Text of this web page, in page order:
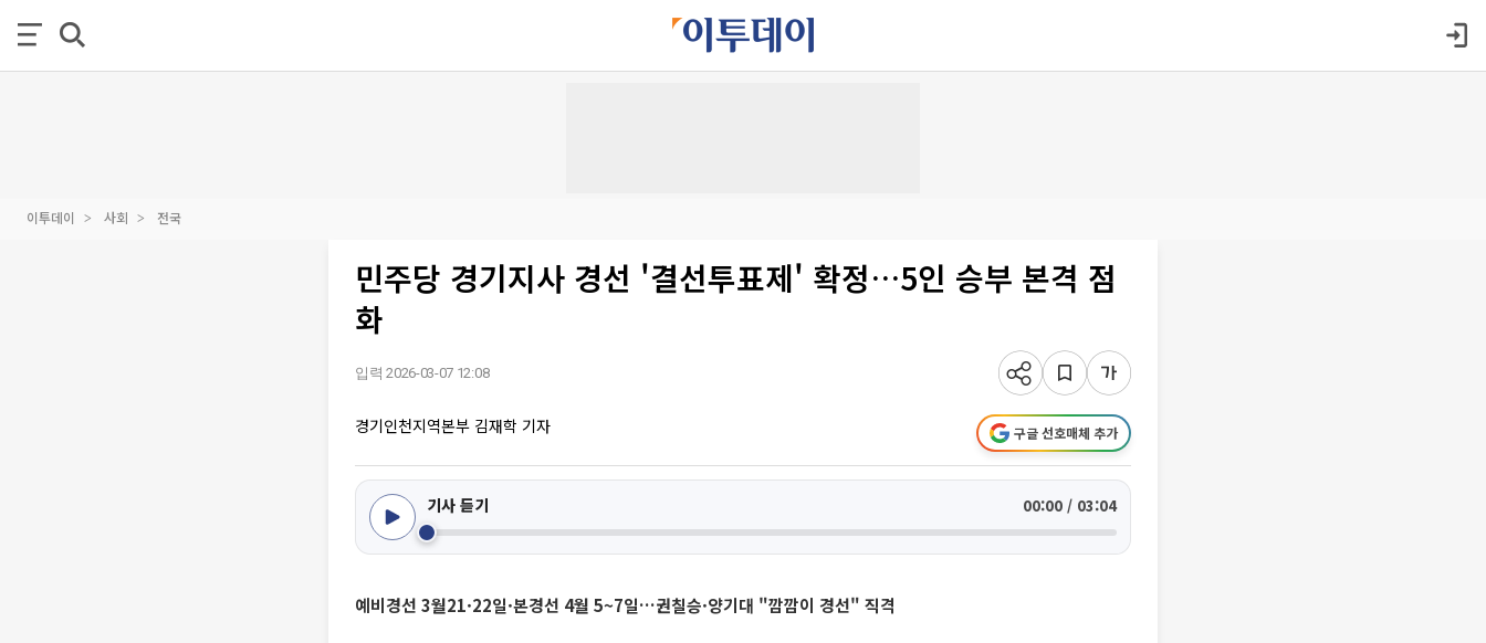
이투데이 사회 전국
민주당 경기지사 경선 '결선투표제' 확정…5인 승부 본격 점
화
입력 2026-03-07 12:08
경기인천지역본부 김재학 기자 구글 선호매체 추가
기사 듣기 00:00 / 03:04
예비경선 3월21·22일·본경선 4월 5~7일…권칠승·양기대 "깜깜이 경선" 직격